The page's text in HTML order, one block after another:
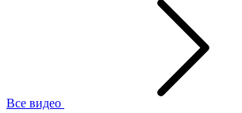
Все видео